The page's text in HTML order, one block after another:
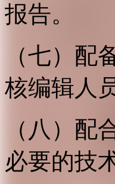
报告。
（七）
核编辑人
（八）
必要的技